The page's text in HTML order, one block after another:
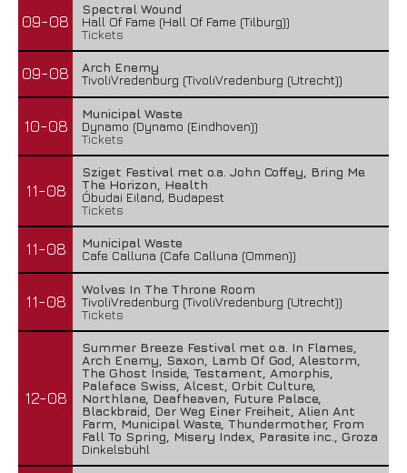
09-08
Spectral Wound
Hall Of Fame (Hall Of Fame (Tilburg))
Tickets
09-08
Arch Enemy
TivoliVredenburg (TivoliVredenburg (Utrecht))
10-08
Municipal Waste
Dynamo (Dynamo (Eindhoven))
Tickets
11-08
Sziget Festival met o.a. John Coffey, Bring Me
The Horizon, Health
Óbudai Eiland, Budapest
Tickets
11-08
Municipal Waste
Cafe Calluna (Cafe Calluna (Ommen))
11-08
Wolves In The Throne Room
TivoliVredenburg (TivoliVredenburg (Utrecht))
Tickets
12-08
Summer Breeze Festival met o.a. In Flames,
Arch Enemy, Saxon, Lamb Of God, Alestorm,
The Ghost Inside, Testament, Amorphis,
Paleface Swiss, Alcest, Orbit Culture,
Northlane, Deafheaven, Future Palace,
Blackbraid, Der Weg Einer Freiheit, Alien Ant
Farm, Municipal Waste, Thundermother, From
Fall To Spring, Misery Index, Parasite inc., Groza
Dinkelsbühl